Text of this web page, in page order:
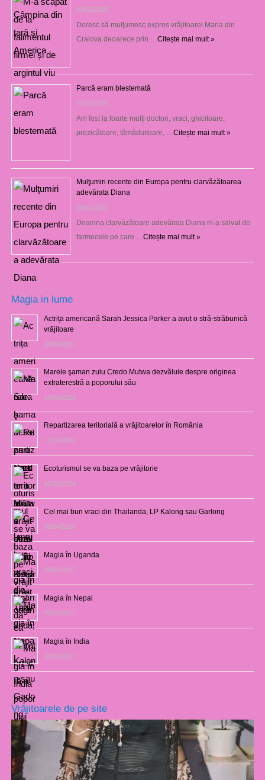
13/03/2025
Doresc să mulţumesc expres vrăjitoarei Maria din
Craiova deoarece prin … Citește mai mult »
Parcă eram blestemată
12/03/2025
Am fost la foarte mulţi doctori, vraci, ghicitoare,
prezicătoare, tămăduitoare, … Citește mai mult »
Mulţumiri recente din Europa pentru clarvăzătoarea
adevărata Diana
29/01/2021
Doamna clarvăzătoare adevărata Diana m-a salvat de
farmecele pe care … Citește mai mult »
Magia in lume
Actrița americană Sarah Jessica Parker a avut o stră-străbunică
vrăjitoare
03/08/2021
Marele şaman zulu Credo Mutwa dezvăluie despre originea
extraterestră a poporului său
14/06/2021
Repartizarea teritorială a vrăjitoarelor în România
12/10/2020
Ecoturismul se va baza pe vrăjitorie
01/02/2019
Cel mai bun vraci din Thailanda, LP Kalong sau Garlong
03/04/2018
Magia în Uganda
28/02/2017
Magia în Nepal
26/02/2017
Magia în India
23/02/2017
Vrăjitoarele de pe site